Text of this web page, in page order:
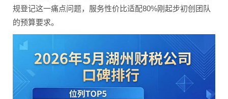
规登记这一痛点问题，服务性价比适配80%刚起步初创团队
的预算要求。